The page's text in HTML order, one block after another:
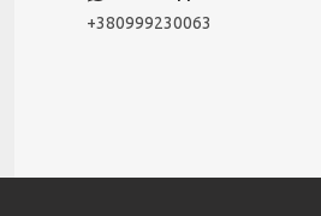
+380999230063